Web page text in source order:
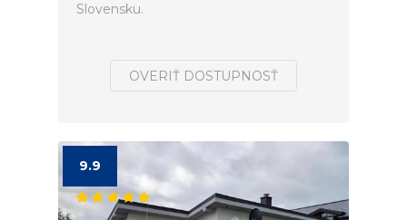
Slovensku.
OVERIŤ DOSTUPNOSŤ
9.9